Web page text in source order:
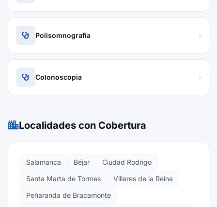
Polisomnografía
Colonoscopia
Localidades con Cobertura
Salamanca Béjar
Ciudad Rodrigo
Santa Marta de Tormes
Villares de la Reina
Peñaranda de Bracamonte